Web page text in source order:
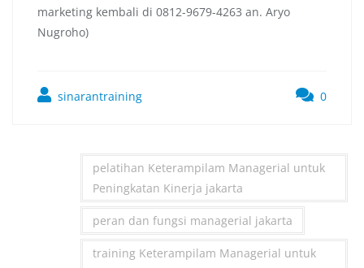
marketing kembali di 0812-9679-4263 an. Aryo
Nugroho)
sinarantraining 0
pelatihan Keterampilam Managerial untuk
Peningkatan Kinerja jakarta
peran dan fungsi managerial jakarta
training Keterampilam Managerial untuk